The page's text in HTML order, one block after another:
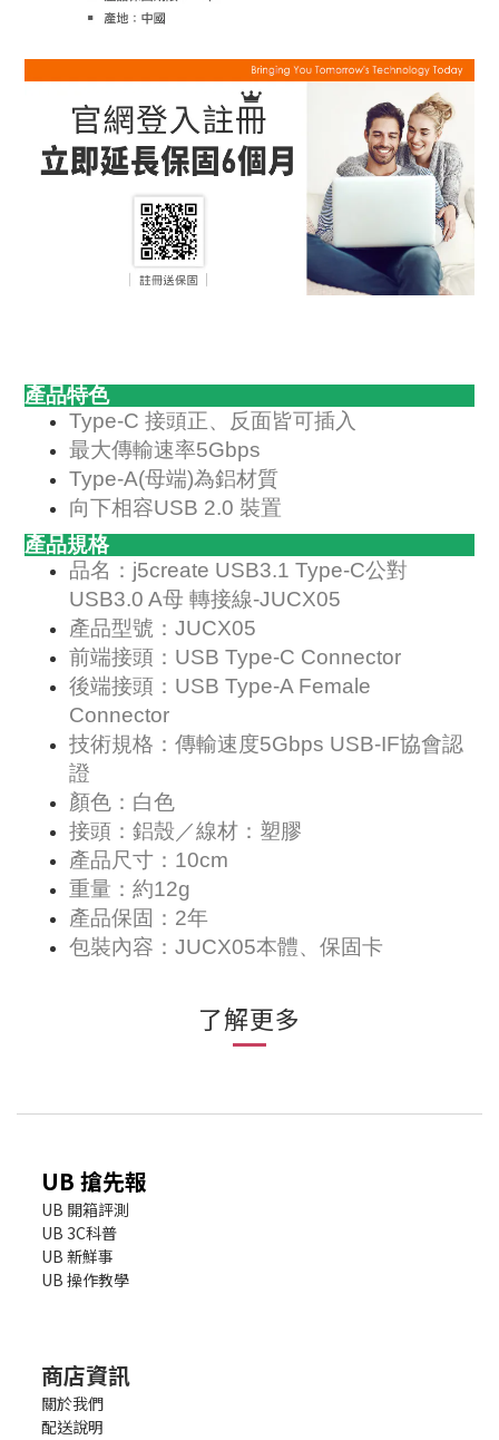
產品特色
Type-C 接頭正、反面皆可插入
最大傳輸速率5Gbps
Type-A(母端)為鋁材質
向下相容USB 2.0 裝置
產品規格
品名：j5create USB3.1 Type-C公對
USB3.0 A母 轉接線-JUCX05
產品型號：JUCX05
前端接頭：USB Type-C Connector
後端接頭：USB Type-A Female
Connector
技術規格：傳輸速度5Gbps USB-IF協會認
證
顏色：白色
接頭：鋁殼／線材：塑膠
產品尺寸：10cm
重量：約12g
產品保固：2年
包裝內容：JUCX05本體、保固卡
了解更多
UB 搶先報
UB 開箱評測
UB 3C科普
UB 新鮮事
UB 操作教學
商店資訊
關於我們
配送說明